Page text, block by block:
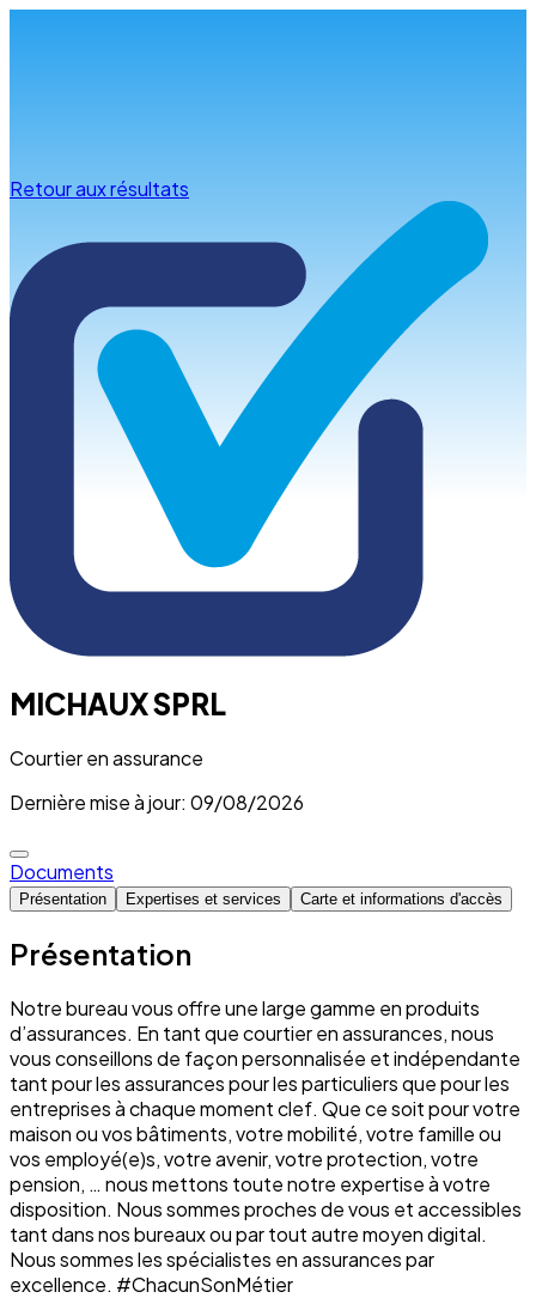
Retour aux résultats
MICHAUX SPRL
Courtier en assurance
Dernière mise à jour: 09/08/2026
Documents
Présentation Expertises et services Carte et informations d'accès
Présentation
Notre bureau vous offre une large gamme en produits
d’assurances. En tant que courtier en assurances, nous
vous conseillons de façon personnalisée et indépendante
tant pour les assurances pour les particuliers que pour les
entreprises à chaque moment clef. Que ce soit pour votre
maison ou vos bâtiments, votre mobilité, votre famille ou
vos employé(e)s, votre avenir, votre protection, votre
pension, … nous mettons toute notre expertise à votre
disposition. Nous sommes proches de vous et accessibles
tant dans nos bureaux ou par tout autre moyen digital.
Nous sommes les spécialistes en assurances par
excellence. #ChacunSonMétier